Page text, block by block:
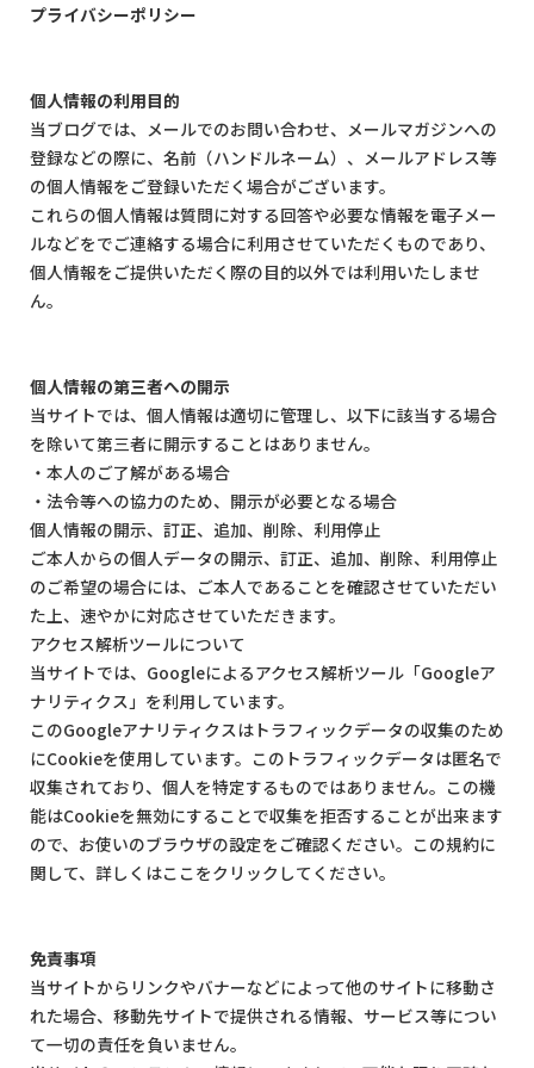
プライバシーポリシー
個人情報の利用目的
当ブログでは、メールでのお問い合わせ、メールマガジンへの
登録などの際に、名前（ハンドルネーム）、メールアドレス等
の個人情報をご登録いただく場合がございます。
これらの個人情報は質問に対する回答や必要な情報を電子メー
ルなどをでご連絡する場合に利用させていただくものであり、
個人情報をご提供いただく際の目的以外では利用いたしませ
ん。
個人情報の第三者への開示
当サイトでは、個人情報は適切に管理し、以下に該当する場合
を除いて第三者に開示することはありません。
・本人のご了解がある場合
・法令等への協力のため、開示が必要となる場合
個人情報の開示、訂正、追加、削除、利用停止
ご本人からの個人データの開示、訂正、追加、削除、利用停止
のご希望の場合には、ご本人であることを確認させていただい
た上、速やかに対応させていただきます。
アクセス解析ツールについて
当サイトでは、Googleによるアクセス解析ツール「Googleア
ナリティクス」を利用しています。
このGoogleアナリティクスはトラフィックデータの収集のため
にCookieを使用しています。このトラフィックデータは匿名で
収集されており、個人を特定するものではありません。この機
能はCookieを無効にすることで収集を拒否することが出来ます
ので、お使いのブラウザの設定をご確認ください。この規約に
関して、詳しくはここをクリックしてください。
免責事項
当サイトからリンクやバナーなどによって他のサイトに移動さ
れた場合、移動先サイトで提供される情報、サービス等につい
て一切の責任を負いません。